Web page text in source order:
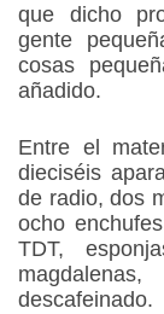
que dicho
gente
cosas
añadido.
Entre el
dieciséis
de radio, dos
ocho
TDT,
descafeinado.